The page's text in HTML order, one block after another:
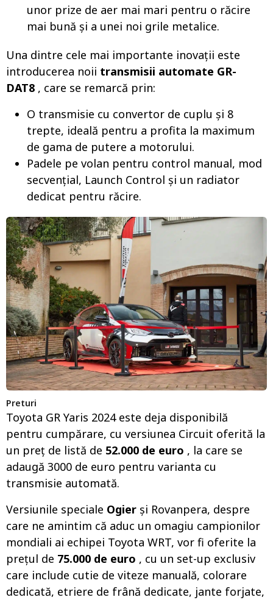
unor prize de aer mai mari pentru o răcire
mai bună și a unei noi grile metalice.
Una dintre cele mai importante inovații este
introducerea noii transmisii automate GR-
DAT8 , care se remarcă prin:
O transmisie cu convertor de cuplu și 8
trepte, ideală pentru a profita la maximum
de gama de putere a motorului.
Padele pe volan pentru control manual, mod
secvenţial, Launch Control şi un radiator
dedicat pentru răcire.
Preturi
Toyota GR Yaris 2024 este deja disponibilă
pentru cumpărare, cu versiunea Circuit oferită la
un preț de listă de 52.000 de euro , la care se
adaugă 3000 de euro pentru varianta cu
transmisie automată.
Versiunile speciale Ogier și Rovanpera, despre
care ne amintim că aduc un omagiu campionilor
mondiali ai echipei Toyota WRT, vor fi oferite la
prețul de 75.000 de euro , cu un set-up exclusiv
care include cutie de viteze manuală, colorare
dedicată, etriere de frână dedicate, jante forjate,